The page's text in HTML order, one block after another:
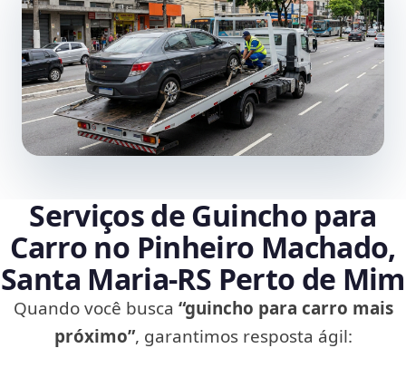
Serviços de Guincho para
Carro no Pinheiro Machado,
Santa Maria‑RS Perto de Mim
Quando você busca “guincho para carro mais
próximo”, garantimos resposta ágil: